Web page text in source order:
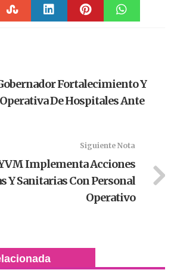
Fortalecimiento Y
De Hospitales Ante
Siguiente Nota
Implementa Acciones
Y Sanitarias Con Personal
Operativo